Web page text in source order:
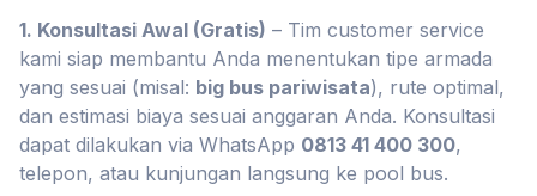
1. Konsultasi Awal (Gratis) – Tim customer service
kami siap membantu Anda menentukan tipe armada
yang sesuai (misal: big bus pariwisata), rute optimal,
dan estimasi biaya sesuai anggaran Anda. Konsultasi
dapat dilakukan via WhatsApp 0813 41 400 300,
telepon, atau kunjungan langsung ke pool bus.